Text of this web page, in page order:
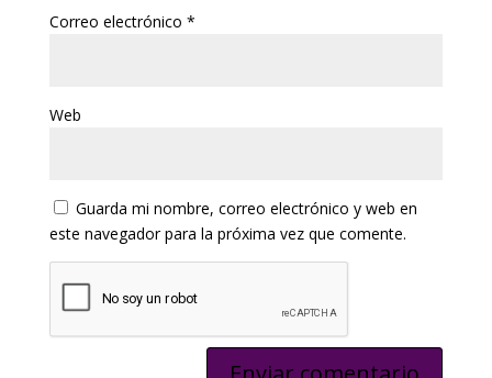
Correo electrónico *
Web
Guarda mi nombre, correo electrónico y web en
este navegador para la próxima vez que comente.